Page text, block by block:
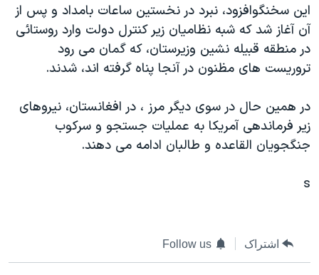
اسرائیل در جنگ
گالری عکس
آرشیو پخش زنده
ورزش زنان در ایران
اعتراضات زن، زندگی، آزادی
مجموعه مستندهای دادخواهی
تریبونال مردمی آبان ۹۸
دادگاه حمید نوری
چهل سال گروگان‌گیری
زبانهای مختلف
اين سخنگوافزود، نبرد در نخستين ساعات بامداد و پس از
آن آغاز شد که شبه نظاميان زير کنترل دولت وارد روستائی
در منطقه قبيله نشين وزيرستان، که گمان می رود
تروريست های مظنون در آنجا پناه گرفته اند، شدند.
در همين حال در سوی ديگر مرز ، در افغانستان، نيروهای
زير فرماندهی آمريکا به عمليات جستجو و سرکوب
جنگجويان القاعده و طالبان ادامه می دهند.
s
اشتراک Follow us